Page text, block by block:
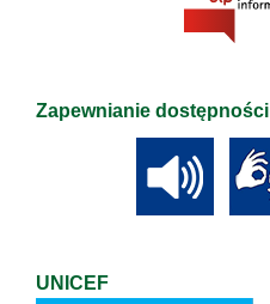
Zapewnianie dostępności
UNICEF